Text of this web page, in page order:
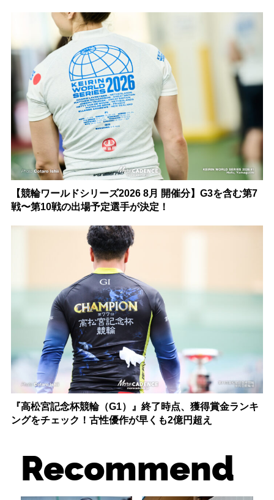
【競輪ワールドシリーズ2026 8月 開催分】G3を含む第7
戦〜第10戦の出場予定選手が決定！
『高松宮記念杯競輪（G1）』終了時点、獲得賞金ランキ
ングをチェック！古性優作が早くも2億円超え
Recommend